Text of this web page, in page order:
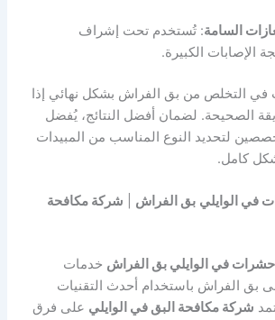
السامة: تُستخدم تحت إشراف
الإصابات الكبيرة.
في التخلص من بق الفراش بشكل نهائي إذا
الصحيحة. لضمان أفضل النتائج، يُفضل
لتحديد النوع المناسب من المبيدات
كامل.
في الوايلي بق الفراش
شركة مكافحة
في الوايلي بق الفراش خدمات
بق الفراش باستخدام أحدث التقنيات
شركة مكافحة البق في الوايلي على فرق